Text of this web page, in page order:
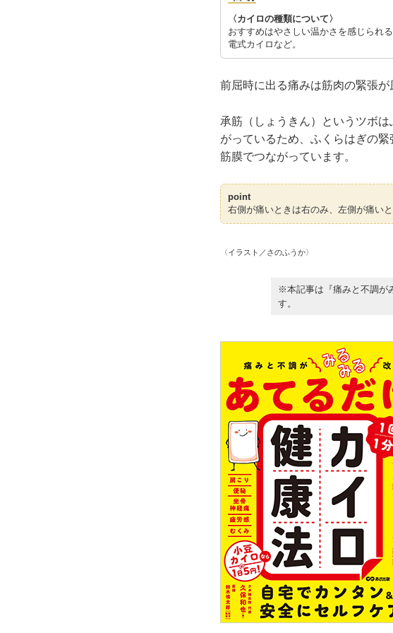
〈カイロの種類について〉
おすすめはやさしい温かさを感じられ
電式カイロなど。
前屈時に出る痛みは筋肉の緊張が
承筋（しょうきん）というツボ
がっているため、ふくらはぎの
筋膜でつながっています。
point
右側が痛いときは右のみ、左側が痛い
〈イラスト／さのふうか〉
※本記事は『痛みと不調が
す。